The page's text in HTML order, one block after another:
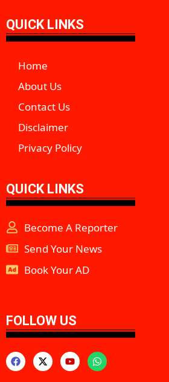
QUICK LINKS
Home
About Us
Contact Us
Disclaimer
Privacy Policy
QUICK LINKS
Become A Reporter
Send Your News
Book Your AD
FOLLOW US